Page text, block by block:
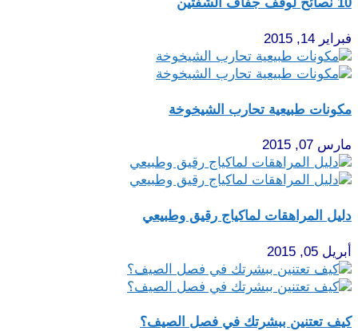
10 نصائح لوقف جفاف الشفتين
فبراير 14, 2015
مكونات طبيعية تحارب الشيخوخة
مارس 07, 2015
دليل المراهقات لماكياج رقيق وطبيعي
أبريل 05, 2015
كيف تعتنين ببشرتك في فصل الصيف؟